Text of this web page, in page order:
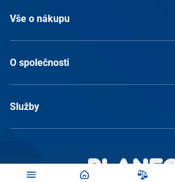
Vše o nákupu
O společnosti
Služby